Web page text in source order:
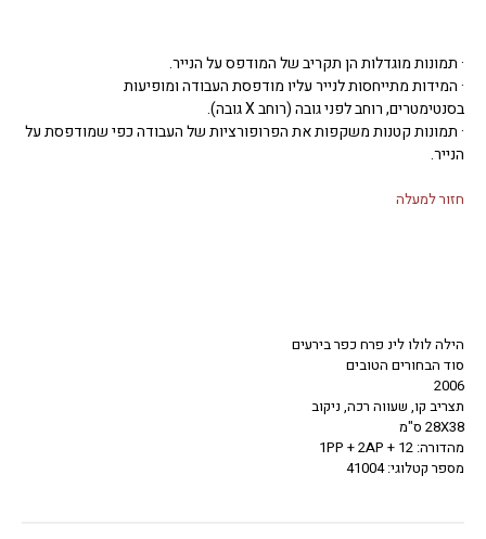
· תמונות מוגדלות הן תקריב של המודפס על הנייר.
· המידות מתייחסות לנייר עליו מודפסת העבודה ומופיעות
בסנטימטרים, רוחב לפני גובה (רוחב X גובה).
· תמונות קטנות משקפות את הפרופורציות של העבודה כפי שמודפסת על
הנייר.
חזור למעלה
הילה לולו לינ פרח כפר בירעים
סוד הבחורים הטובים
2006
תצריב קו, שעווה רכה, ניקוב
28X38 ס"מ
מהדורה: 12 + 1PP + 2AP
מספר קטלוגי: 41004